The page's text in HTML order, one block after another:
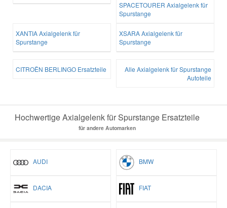
SPACETOURER Axialgelenk für
Spurstange
XANTIA Axialgelenk für
Spurstange
XSARA Axialgelenk für
Spurstange
CITROËN BERLINGO Ersatzteile
Alle Axialgelenk für Spurstange
Autoteile
Hochwertige Axialgelenk für Spurstange Ersatzteile
für andere Automarken
AUDI BMW
DACIA FIAT